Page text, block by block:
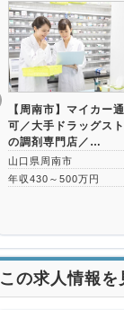
【周南市】マイカー
可／大手ドラッグス
の調剤専門店／…
山口県周南市
年収430～500万円
この求人情報